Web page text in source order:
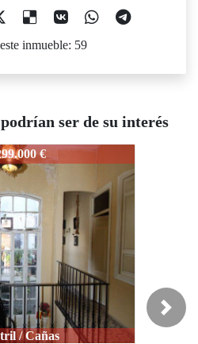
inmueble: 59
ser de su interés
€
/ Centro
Next